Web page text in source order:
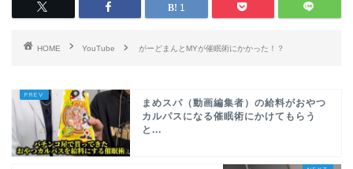
1
HOME YouTube がーどまんとMYが催眠術にかかった！？
まめスパ（動画編集者）の給料がおやつ
カルパスになる催眠術にかけてもらう
と...